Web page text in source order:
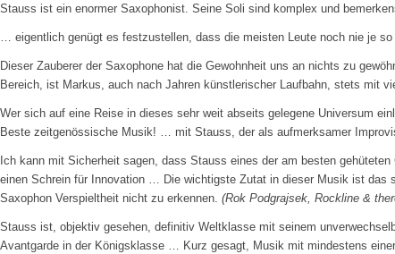
Stauss ist ein enormer Saxophonist. Seine Soli sind komplex und
… eigentlich genügt es festzustellen, dass die meisten Leute noch nie je
Dieser Zauberer der Saxophone hat die Gewohnheit uns an nichts zu
Bereich, ist Markus, auch nach Jahren künstlerischer Laufbahn, stets mit
Wer sich auf eine Reise in dieses sehr weit abseits gelegene Universum
Beste zeitgenössische Musik! … mit Stauss, der als aufmerksamer
Ich kann mit Sicherheit sagen, dass Stauss eines der am besten
einen Schrein für Innovation … Die wichtigste Zutat in dieser Musik ist
Saxophon Verspieltheit nicht zu erkennen. (Rok Podgrajsek, Rockline &
Stauss ist, objektiv gesehen, definitiv Weltklasse mit seinem
Avantgarde in der Königsklasse … Kurz gesagt, Musik mit mindestens